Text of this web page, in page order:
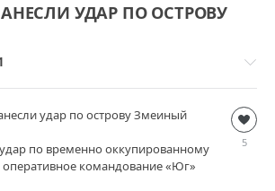
УДАР ПО ОСТРОВУ
5
по временно оккупированному
командование «Юг»